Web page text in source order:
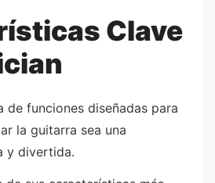
Clave
de funciones diseñadas para
la guitarra sea una
y divertida.